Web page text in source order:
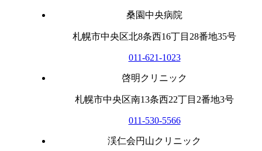
桑園中央病院
札幌市中央区北8条西16丁目28番地35号
011-621-1023
啓明クリニック
札幌市中央区南13条西22丁目2番地3号
011-530-5566
渓仁会円山クリニック